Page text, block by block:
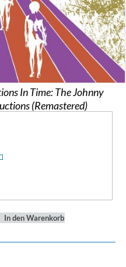
In Time: The Johnny
(Remastered)
In den Warenkorb